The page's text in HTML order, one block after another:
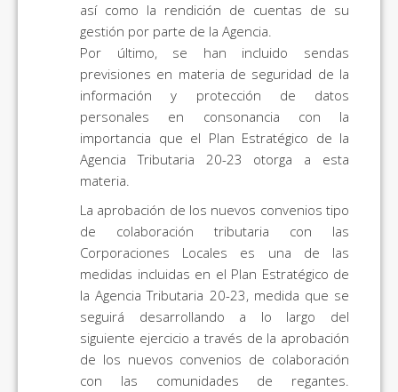
así como la rendición de cuentas de su
gestión por parte de la Agencia.
Por último, se han incluido sendas
previsiones en materia de seguridad de la
información y protección de datos
personales en consonancia con la
importancia que el Plan Estratégico de la
Agencia Tributaria 20-23 otorga a esta
materia.
La aprobación de los nuevos convenios tipo
de colaboración tributaria con las
Corporaciones Locales es una de las
medidas incluidas en el Plan Estratégico de
la Agencia Tributaria 20-23, medida que se
seguirá desarrollando a lo largo del
siguiente ejercicio a través de la aprobación
de los nuevos convenios de colaboración
con las comunidades de regantes.